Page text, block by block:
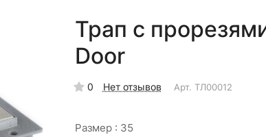
Трап с
Door
0 Нет отзывов Арт. ТЛ00012
Размер : 35